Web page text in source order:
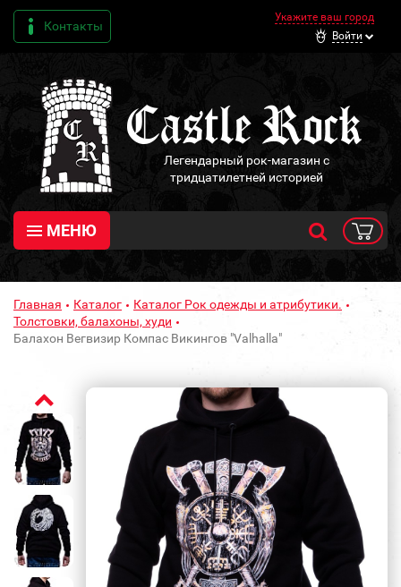
Контакты
Укажите ваш город
Войти
Легендарный рок-магазин с
тридцатилетней историей
МЕНЮ
Главная Каталог
Каталог Рок одежды и атрибутики.
Толстовки, балахоны, худи
Балахон Вегвизир Компас Викингов "Valhalla"